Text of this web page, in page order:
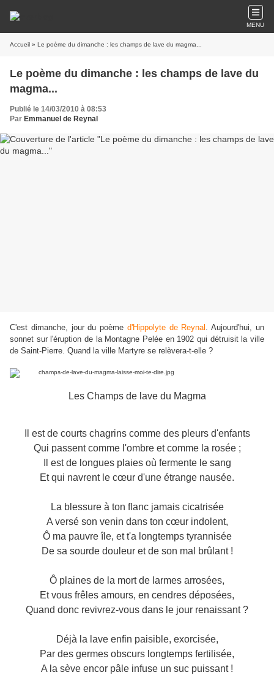
MENU
Accueil » Le poème du dimanche : les champs de lave du magma...
Le poème du dimanche : les champs de lave du
magma...
Publié le 14/03/2010 à 08:53
Par Emmanuel de Reynal
C'est dimanche, jour du poème d'Hippolyte de Reynal . Aujourd'hui, un
sonnet sur l'éruption de la Montagne Pelée en 1902 qui détruisit la ville
de Saint-Pierre. Quand la ville Martyre se relèvera-t-elle ?
Les Champs de lave du Magma
Il est de courts chagrins comme des pleurs d'enfants
Qui passent comme l'ombre et comme la rosée ;
Il est de longues plaies où fermente le sang
Et qui navrent le cœur d'une étrange nausée.
La blessure à ton flanc jamais cicatrisée
A versé son venin dans ton cœur indolent,
Ô ma pauvre île, et t'a longtemps tyrannisée
De sa sourde douleur et de son mal brûlant !
Ô plaines de la mort de larmes arrosées,
Et vous frêles amours, en cendres déposées,
Quand donc revivrez-vous dans le jour renaissant ?
Déjà la lave enfin paisible, exorcisée,
Par des germes obscurs longtemps fertilisée,
A la sève encor pâle infuse un suc puissant !